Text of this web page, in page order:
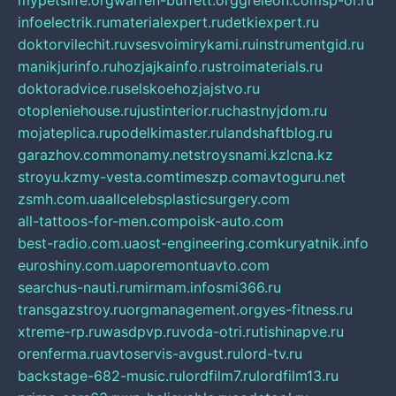
infoelectrik.rumaterialexpert.rudetkiexpert.ru
doktorvilechit.ruvsesvoimirykami.ruinstrumentgid.ru
manikjurinfo.ruhozjajkainfo.rustroimaterials.ru
doktoradvice.ruselskoehozjajstvo.ru
otopleniehouse.rujustinterior.ruchastnyjdom.ru
mojateplica.rupodelkimaster.rulandshaftblog.ru
garazhov.commonamy.netstroysnami.kzlcna.kz
stroyu.kzmy-vesta.comtimeszp.comavtoguru.net
zsmh.com.uaallcelebsplasticsurgery.com
all-tattoos-for-men.compoisk-auto.com
best-radio.com.uaost-engineering.comkuryatnik.info
euroshiny.com.uaporemontuavto.com
searchus-nauti.rumirmam.infosmi366.ru
transgazstroy.ruorgmanagement.orgyes-fitness.ru
xtreme-rp.ruwasdpvp.ruvoda-otri.rutishinapve.ru
orenferma.ruavtoservis-avgust.rulord-tv.ru
backstage-682-music.rulordfilm7.rulordfilm13.ru